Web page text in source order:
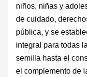
niños, niñas y
de cuidado,
pública, y se
integral para todas
semilla hasta el
el complemento de